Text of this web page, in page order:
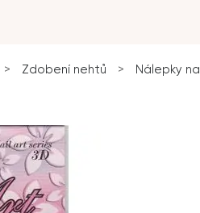
> Zdobení nehtů > Nálepky